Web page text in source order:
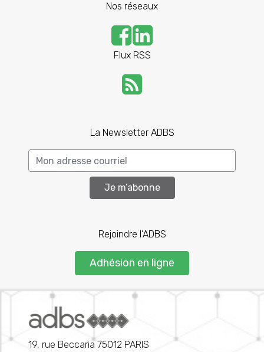
Nos réseaux
Flux RSS
La Newsletter ADBS
Je m’abonne
Rejoindre l’ADBS
Adhésion en ligne
19, rue Beccaria 75012 PARIS